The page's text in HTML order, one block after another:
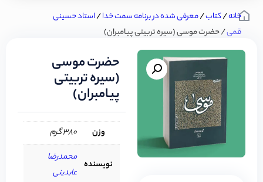
خانه/کتاب/معرفی شده در برنامه سمت خدا/استاد حسینی
قمی/ حضرت موسی (سیره تربیتی پیامبران)
حضرت موسی
(سیره تربیتی
پیامبران)
وزن 380 گرم
نویسنده
محمدرضا
عابدینی